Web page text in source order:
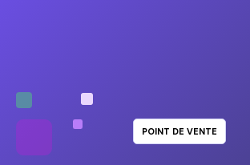
POINT DE VENTE